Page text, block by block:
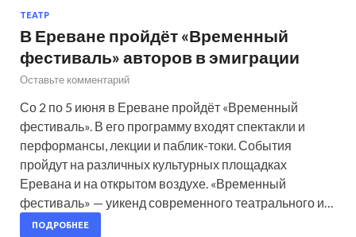
ТЕАТР
В Ереване пройдёт «Временный
фестиваль» авторов в эмиграции
Оставьте комментарий
Со 2 по 5 июня в Ереване пройдёт «Временный
фестиваль». В его программу входят спектакли и
перформансы, лекции и паблик-токи. События
пройдут на различных культурных площадках
Еревана и на открытом воздухе. «Временный
фестиваль» — уикенд современного театрального и…
ПОДРОБНЕЕ